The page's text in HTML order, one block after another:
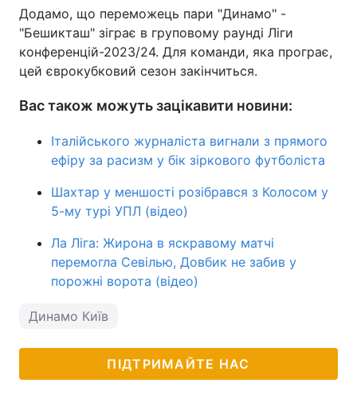
Додамо, що переможець пари "Динамо" -
"Бешикташ" зіграє в груповому раунді Ліги
конференцій-2023/24. Для команди, яка програє,
цей єврокубковий сезон закінчиться.
Вас також можуть зацікавити новини:
Італійського журналіста вигнали з прямого
ефіру за расизм у бік зіркового футболіста
Шахтар у меншості розібрався з Колосом у
5-му турі УПЛ (відео)
Ла Ліга: Жирона в яскравому матчі
перемогла Севілью, Довбик не забив у
порожні ворота (відео)
Динамо Київ
ПІДТРИМАЙТЕ НАС